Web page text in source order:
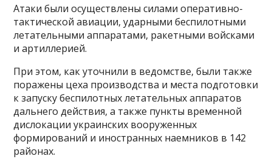
Атаки были осуществлены силами оперативно-
тактической авиации, ударными беспилотными
летательными аппаратами, ракетными войсками
и артиллерией.
При этом, как уточнили в ведомстве, были также
поражены цеха производства и места подготовки
к запуску беспилотных летательных аппаратов
дальнего действия, а также пункты временной
дислокации украинских вооруженных
формирований и иностранных наемников в 142
районах.